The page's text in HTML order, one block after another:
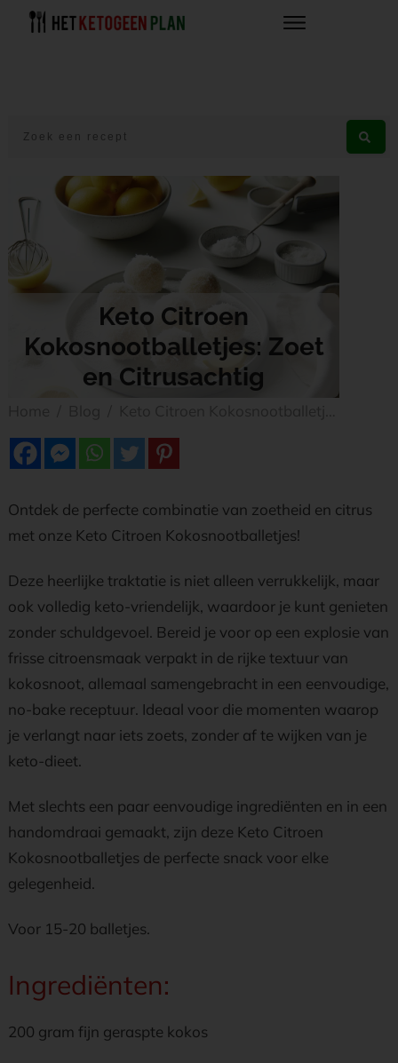
Keto Citroen
Kokosnootballetjes: Zoet
en Citrusachtig
Ontdek de perfecte combinatie van zoetheid en citrus
met onze Keto Citroen Kokosnootballetjes!
Deze heerlijke traktatie is niet alleen verrukkelijk, maar
ook volledig keto-vriendelijk, waardoor je kunt genieten
zonder schuldgevoel. Bereid je voor op een explosie van
frisse citroensmaak verpakt in de rijke textuur van
kokosnoot, allemaal samengebracht in een eenvoudige,
no-bake receptuur. Ideaal voor die momenten waarop
je verlangt naar iets zoets, zonder af te wijken van je
keto-dieet.
Met slechts een paar eenvoudige ingrediënten en in een
handomdraai gemaakt, zijn deze Keto Citroen
Kokosnootballetjes de perfecte snack voor elke
gelegenheid.
Voor 15-20 balletjes.
Ingrediënten:
200 gram fijn geraspte kokos